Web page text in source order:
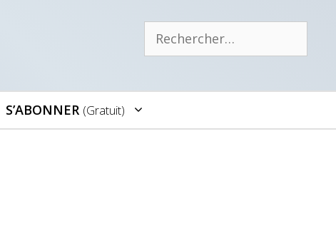
Rechercher :
S’ABONNER (gratuit)